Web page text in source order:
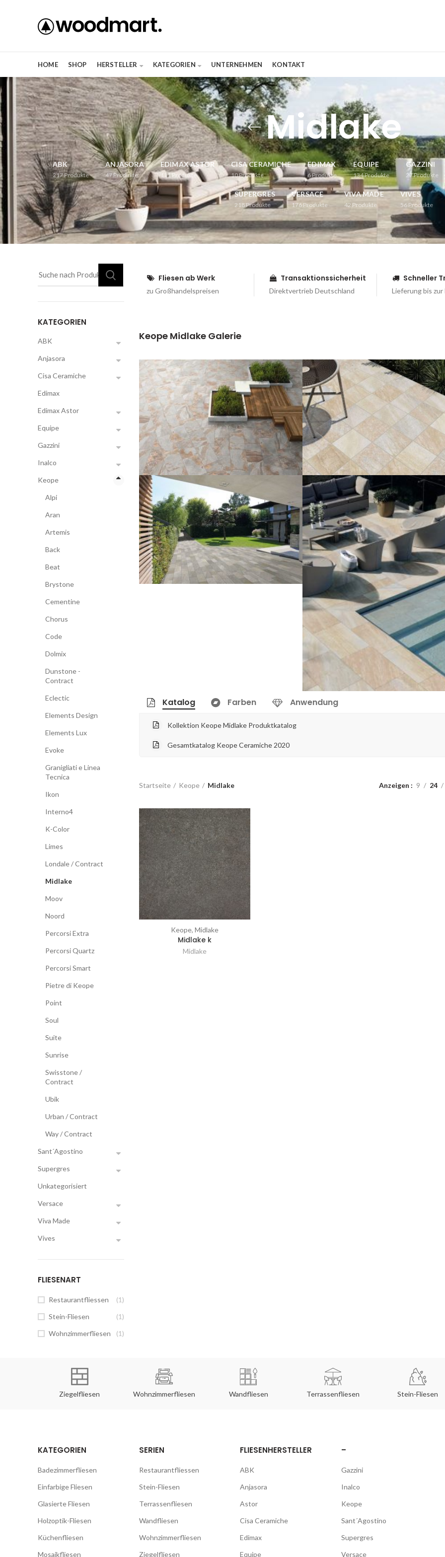
HOME SHOP HERSTELLER KATEGORIEN UNTERNEHMEN KONTAKT
Midlake
ABK
217Produkte
ANJASORA
47Produkte
EDIMAX ASTOR
111 Produkte
CISA CERAMICHE
10Produkte
EDIMAX
6Produkte
EQUIPE
134Produkte
GAZZINI
27Produkte
SUPERGRES
218Produkte
VERSACE
176 Produkte
VIVA MADE
42 Produkte
VIVES
56 Produkte
Fliesen ab Werk
zu Großhandelspreisen
Transaktionssicherheit
Direktvertrieb Deutschland
Schneller
Lieferung bis
Keope Midlake Galerie
Katalog Farben Anwendung
Kollektion Keope Midlake Produktkatalog
Gesamtkatalog Keope Ceramiche 2020
Startseite Keope Midlake Anzeigen 9 24
Vergleichen
Keope, Midlake
Midlake k
Midlake
KATEGORIEN
ABK
Anjasora
Cisa Ceramiche
Edimax
Edimax Astor
Equipe
Gazzini
Inalco
Keope
Alpi
Aran
Artemis
Back
Beat
Brystone
Cementine
Chorus
Code
Dolmix
Dunstone -
Contract
Eclectic
Elements Design
Elements Lux
Evoke
Granigliati e Linea
Tecnica
Ikon
Interno4
K-Color
Limes
Londale / Contract
Midlake
Moov
Noord
Percorsi Extra
Percorsi Quartz
Percorsi Smart
Pietre di Keope
Point
Soul
Suite
Sunrise
Swisstone /
Contract
Ubik
Urban / Contract
Way / Contract
Sant´Agostino
Supergres
Unkategorisiert
Versace
Viva Made
Vives
FLIESENART
Restaurantfliessen
(1)
Stein-Fliesen
(1)
Wohnzimmerfliesen
(1)
Ziegelfliesen Wohnzimmerfliesen Wandfliesen Terrassenfliesen Stein-Fliesen
KATEGORIEN
Badezimmerfliesen
Einfarbige Fliesen
Glasierte Fliesen
Holzoptik-Fliesen
Küchenfliesen
Mosaikfliesen
SERIEN
Restaurantfliessen
Stein-Fliesen
Terrassenfliesen
Wandfliesen
Wohnzimmerfliesen
Ziegelfliesen
FLIESENHERSTELLER
ABK
Anjasora
Astor
Cisa Ceramiche
Edimax
Equipe
–
Gazzini
Inalco
Keope
Sant´Agostino
Supergres
Versace